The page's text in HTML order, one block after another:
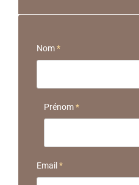
Nom*
Prénom*
Email *